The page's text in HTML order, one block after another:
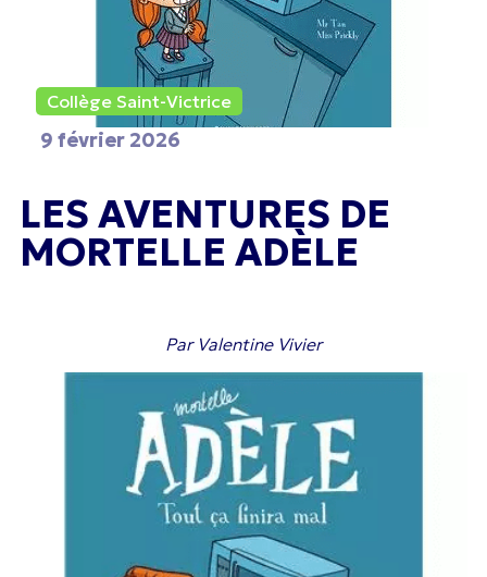
Collège Saint-Victrice
9 février 2026
LES AVENTURES DE
MORTELLE ADÈLE
Par Valentine Vivier